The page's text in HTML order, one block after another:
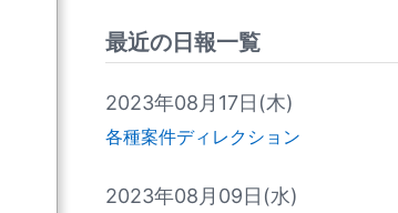
最近の日報一覧
2023年08月17日(木)
各種案件ディレクション
2023年08月09日(水)